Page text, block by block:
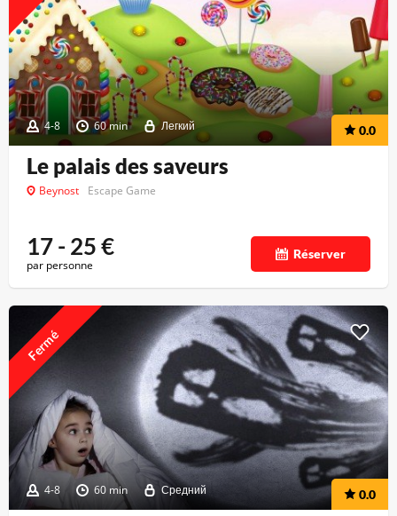
4-8 60 min Легкий 0.0
Le palais des saveurs
Beynost Escape Game
17 - 25€
par personne
Réserver
4-8 60 min Средний 0.0
Fermé